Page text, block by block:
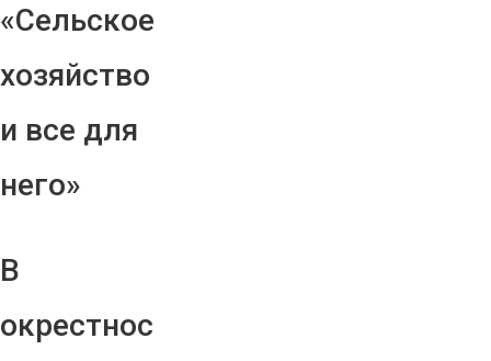
«Сельское
хозяйство
и все для
него»
В
окрестнос